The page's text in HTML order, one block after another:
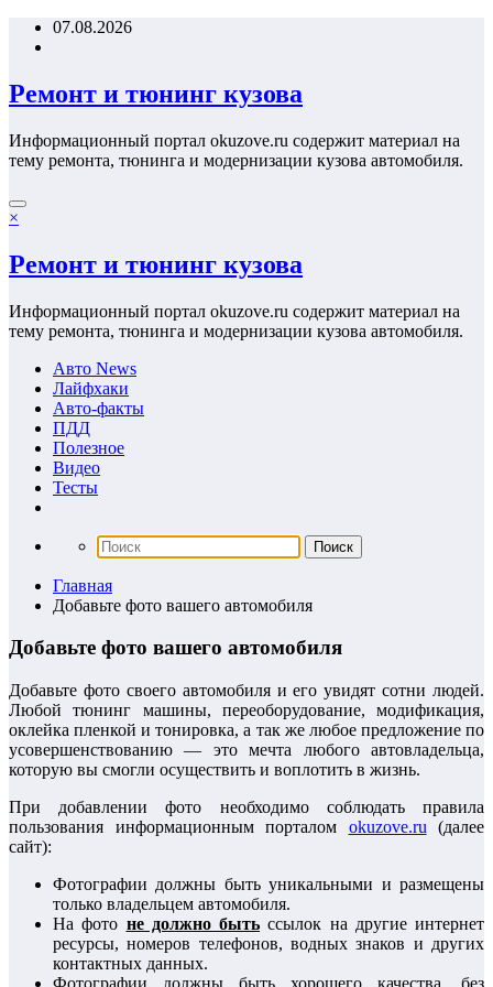
Перейти07.08.2026
Ремонт и тюнинг кузова
Информационный портал okuzove.ru содержит материал на
тему ремонта, тюнинга и модернизации кузова автомобиля.
×
Ремонт и тюнинг кузова
Информационный портал okuzove.ru содержит материал на
тему ремонта, тюнинга и модернизации кузова автомобиля.
Авто News
Лайфхаки
Авто-факты
ПДД
Полезное
Видео
Тесты
Главная
Добавьте фото вашего автомобиля
Добавьте фото вашего автомобиля
Добавьте фото своего автомобиля и его увидят сотни людей.
Любой тюнинг машины, переоборудование, модификация,
оклейка пленкой и тонировка, а так же любое предложение по
усовершенствованию — это мечта любого автовладельца,
которую вы смогли осуществить и воплотить в жизнь.
При добавлении фото необходимо соблюдать правила
пользования информационным порталом okuzove.ru (далее
сайт):
Фотографии должны быть уникальными и размещены
только владельцем автомобиля.
На фото не должно быть ссылок на другие интернет
ресурсы, номеров телефонов, водных знаков и других
контактных данных.
Фотографии должны быть хорошего качества, без